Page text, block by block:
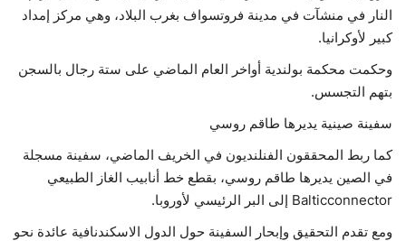
النار في منشآت في مدينة فروتسواف بغرب البلاد، وهي مركز إمداد
كبير لأوكرانيا.
وحكمت محكمة بولندية أواخر العام الماضي على ستة رجال بالسجن
بتهم التجسس.
سفينة صينية يديرها طاقم روسي
كما ربط المحققون الفنلنديون في الخريف الماضي، سفينة مسجلة
في الصين يديرها طاقم روسي، بقطع خط أنابيب الغاز الطبيعي
Balticconnector إلى البر الرئيسي لأوروبا.
ومع تقدم التحقيق وإبحار السفينة حول الدول الاسكندنافية عائدة نحو